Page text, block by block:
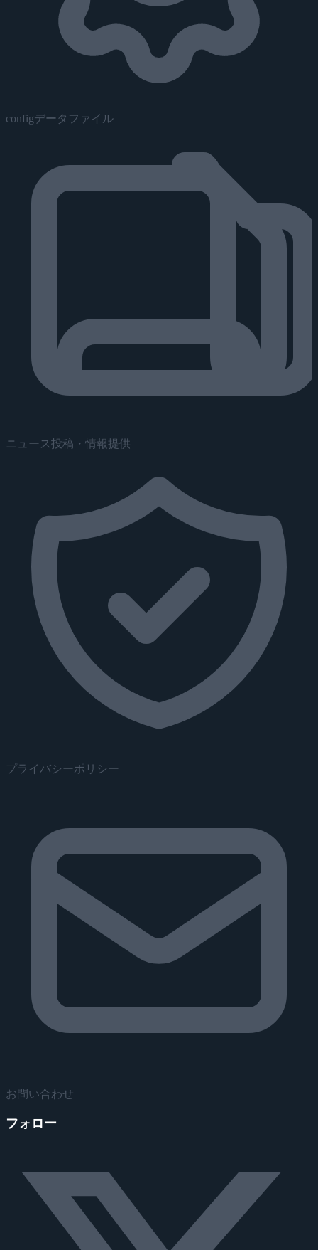
configデータファイル
ニュース投稿・情報提供
プライバシーポリシー
お問い合わせ
フォロー